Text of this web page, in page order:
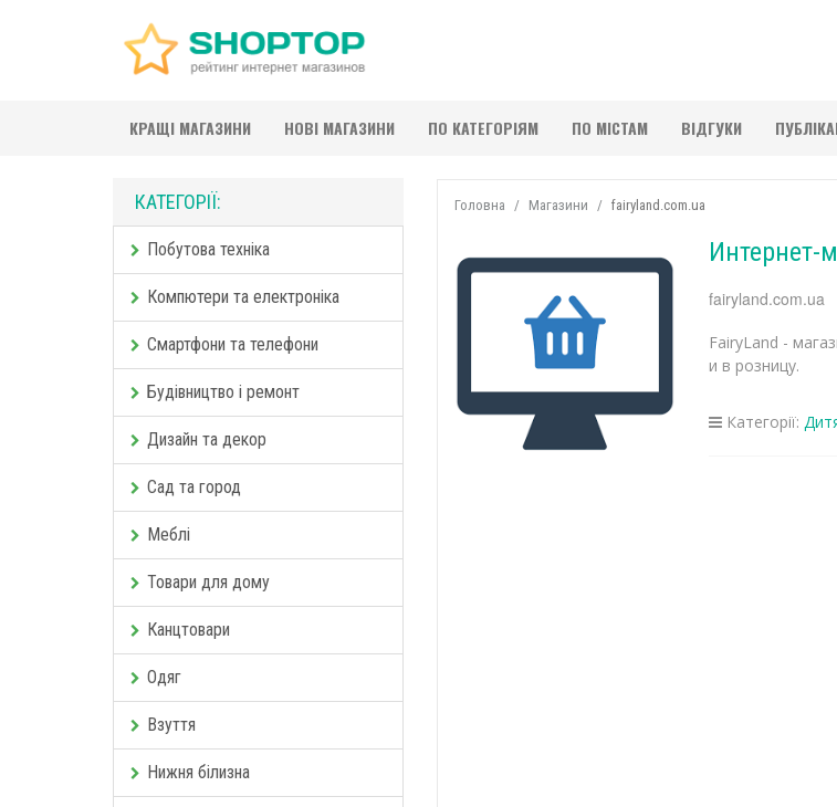
КРАЩІ МАГАЗИНИ НОВІ МАГАЗИНИ ПО КАТЕГОРІЯМ ПО МІСТАМ ВІДГУКИ
КАТЕГОРІЇ:
Побутова техніка
Компютери та електроніка
Смартфони та телефони
Будівництво і ремонт
Дизайн та декор
Сад та город
Меблі
Товари для дому
Канцтовари
Одяг
Взуття
Нижня білизна
Головна Магазини fairyland.com.ua
Интернет-
fairyland.com.ua
FairyLand -
и в розницу.
Категорії: